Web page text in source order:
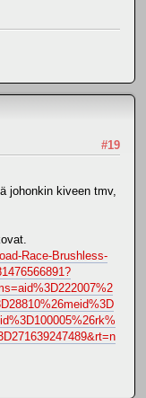
#19
johonkin kiveen tmv,
Race-Brushless-